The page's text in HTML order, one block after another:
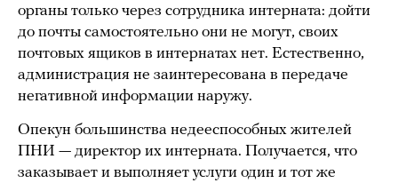
органы только через сотрудника интерната: дойти
до почты самостоятельно они не могут, своих
почтовых ящиков в интернатах нет. Естественно,
администрация не заинтересована в передаче
негативной информации наружу.
Опекун большинства недееспособных жителей
ПНИ — директор их интерната. Получается, что
заказывает и выполняет услуги один и тот же